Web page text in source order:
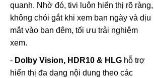
quanh. Nhờ đó, tivi luôn hiển thị rõ ràng,
không chói gắt khi xem ban ngày và dịu
mắt vào ban đêm, tối ưu trải nghiệm
xem.
- Dolby Vision, HDR10 & HLG hỗ trợ
hiển thị đa dạng nội dung theo các